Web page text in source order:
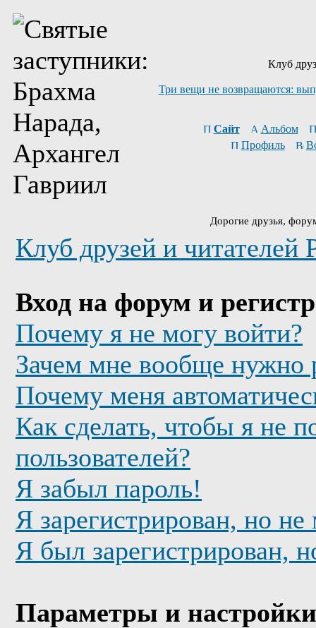
Клуб
Три вещи не возвращаются:
Сайт
Альбом
Профиль
Дорогие друзья,
Клуб друзей и
Вход на форум и
Почему я не могу войти?
Зачем мне вообще нужно
Почему меня
Как сделать, чтобы я не
пользователей?
Я забыл пароль!
Я зарегистрирован, но
Я был зарегистрирован,
Параметры и настройки